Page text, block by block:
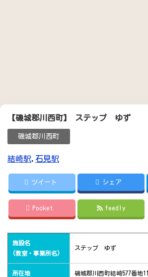
【磯城郡川西町】 ステップ ゆず
磯城郡川西町
結崎駅, 石見駅
ツイート シェア
Pocket feedly
施設名
(教室・事業所名)
ステップ ゆず
所在地 磯城郡川西町結崎577番地11